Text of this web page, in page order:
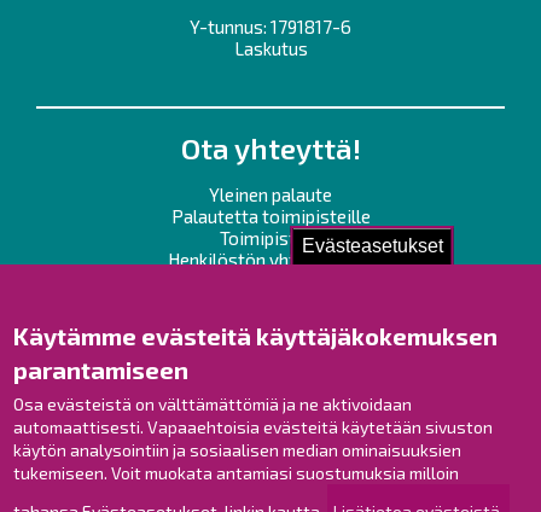
Evästeasetukset
Käytämme evästeitä käyttäjäkokemuksen
parantamiseen
Osa evästeistä on välttämättömiä ja ne aktivoidaan
automaattisesti. Vapaaehtoisia evästeitä käytetään sivuston
käytön analysointiin ja sosiaalisen median ominaisuuksien
tukemiseen. Voit muokata antamiasi suostumuksia milloin
Y-tunnus: 1791817-6
Laskutus
Ota yhteyttä!
Yleinen palaute
Palautetta toimipisteille
Toimipisteet
Henkilöstön yhteystiedot
Raahe Facebookissa
Raahe Instagramissa
Raahe LinkedInissä
Raahe YouTubessa